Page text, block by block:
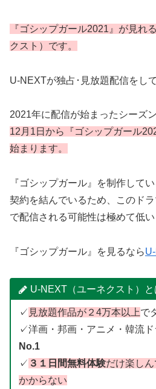
『ゴシップガール2021』が見れ
クスト）です。
U-NEXTが独占･見放題配信をし
2021年に配信が始まったシーズ
12月1日から『ゴシップガール
始まります。
『ゴシップガール』を制作して
契約を結んでいるため、このド
で配信される可能性は極めて低い
『ゴシップガール』を見るなら
U-NEXT（ユーネクスト）と
✓ 見放題作品が２4万本以上で
✓洋画・邦画・アニメ・韓流ド
No.1
✓ ３１日間無料体験だけ楽し
かからない